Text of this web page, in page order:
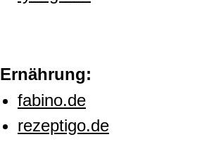
Ernährung:
fabino.de
rezeptigo.de